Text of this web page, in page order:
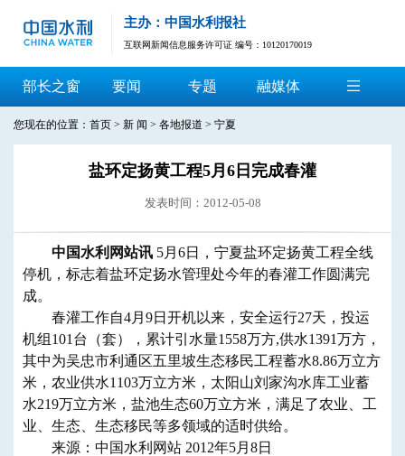
主办：中国水利报社
互联网新闻信息服务许可证 编号：10120170019
部长之窗 要闻 专题 融媒体
您现在的位置： 首页 > 新 闻 > 各地报道 > 宁夏
盐环定扬黄工程5月6日完成春灌
发表时间：2012-05-08
中国水利网站讯 5月6日，宁夏盐环定扬黄工程全线
停机，标志着盐环定扬水管理处今年的春灌工作圆满完
成。
春灌工作自4月9日开机以来，安全运行27天，投运
机组101台（套），累计引水量1558万方,供水1391万方，
其中为吴忠市利通区五里坡生态移民工程蓄水8.86万立方
米，农业供水1103万立方米，太阳山刘家沟水库工业蓄
水219万立方米，盐池生态60万立方米，满足了农业、工
业、生态、生态移民等多领域的适时供给。
来源：中国水利网站 2012年5月8日